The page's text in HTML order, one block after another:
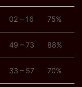
02 – 16 75%
49 – 73 88%
33 – 57 70%